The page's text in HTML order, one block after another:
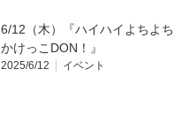
6/12（木）『ハイハイよちよち
かけっこDON！』
2025/6/12 イベント